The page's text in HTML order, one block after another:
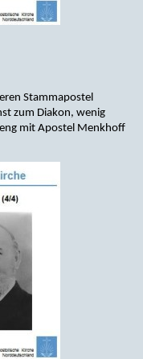
Stammapostel
zum Diakon, wenig
mit Apostel Menkhoff